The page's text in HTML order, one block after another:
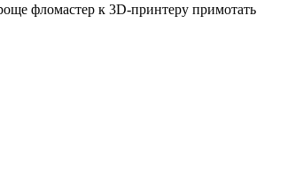
фломастер к 3D-принтеру примотать